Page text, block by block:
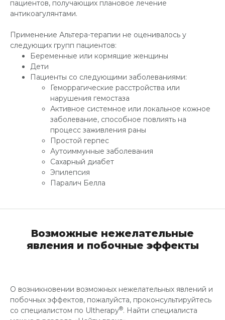
пациентов, получающих плановое лечение
антикоагулянтами.
Применение Альтера-терапии не оценивалось у
следующих групп пациентов:
Беременные или кормящие женщины
Дети
Пациенты со следующими заболеваниями:
Геморрагические расстройства или
нарушения гемостаза
Активное системное или локальное кожное
заболевание, способное повлиять на
процесс заживления раны
Простой герпес
Аутоиммунные заболевания
Сахарный диабет
Эпилепсия
Паралич Белла
Возможные нежелательные
явления и побочные эффекты
О возникновении возможных нежелательных явлений и
побочных эффектов, пожалуйста, проконсультируйтесь
со специалистом по Ultherapy®. Найти специалиста